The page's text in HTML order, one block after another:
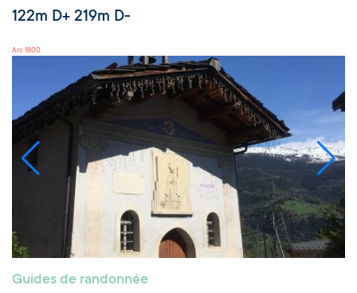
122m D+ 219m D-
Arc 1800
Guides de randonnée